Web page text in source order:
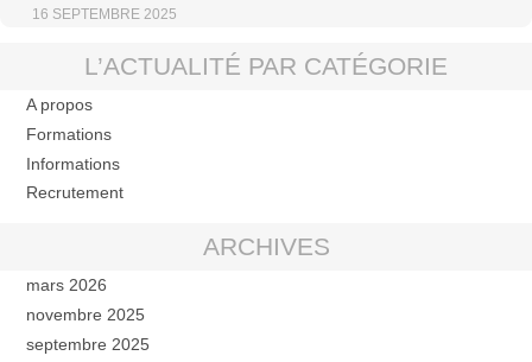
16 SEPTEMBRE 2025
L’ACTUALITÉ PAR CATÉGORIE
A propos
Formations
Informations
Recrutement
ARCHIVES
mars 2026
novembre 2025
septembre 2025